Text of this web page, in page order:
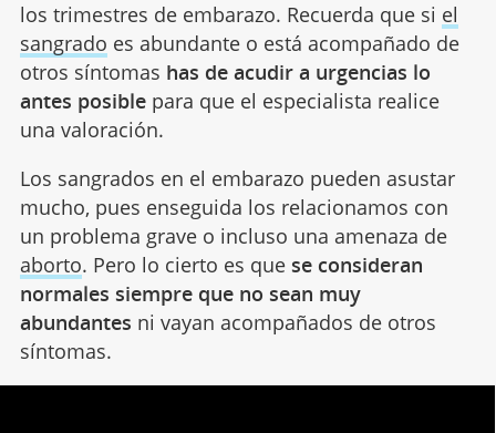
los trimestres de embarazo. Recuerda que si el
sangrado es abundante o está acompañado de
otros síntomas has de acudir a urgencias lo
antes posiblepara que el especialista realice
una valoración.
Los sangrados en el embarazo pueden asustar
mucho, pues enseguida los relacionamos con
un problema grave o incluso una amenaza de
aborto. Pero lo cierto es que se consideran
normales siempre que no sean muy
abundantes ni vayan acompañados de otros
síntomas.